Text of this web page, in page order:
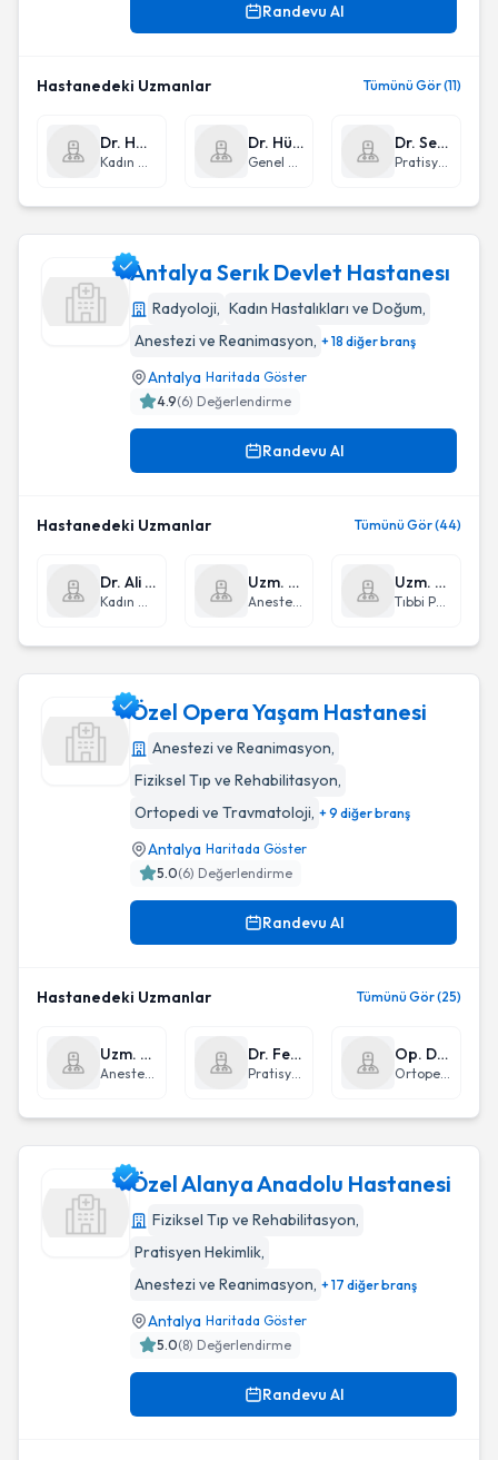
Randevu Al
Hastanedeki Uzmanlar Tümünü Gör (11)
Dr. Haydar Gümüş
Kadın Hastalıkları ve Doğum
Dr. Hüseyin İncir
Genel Cerrahi
Dr. Selim Göret
Pratisyen Hekimlik
Antalya Serık Devlet Hastanesı
Radyoloji, Kadın Hastalıkları ve Doğum,
Anestezi ve Reanimasyon, + 18 diğer branş
Antalya Haritada Göster
4.9(6) Değerlendirme
Randevu Al
Hastanedeki Uzmanlar Tümünü Gör (44)
Dr. Ali Buhur
Kadın Hastalıkları ve Doğum
Uzm. Dr. Yasemin Adışen
Anestezi ve Reanimasyon
Uzm. Dr. Sevgi Bozova
Tıbbi Patoloji
Özel Opera Yaşam Hastanesi
Anestezi ve Reanimasyon,
Fiziksel Tıp ve Rehabilitasyon,
Ortopedi ve Travmatoloji, + 9 diğer branş
Antalya Haritada Göster
5.0(6) Değerlendirme
Randevu Al
Hastanedeki Uzmanlar Tümünü Gör (25)
Uzm. Dr. İlhan Berberoğlu
Anestezi ve Reanimasyon
Dr. Feruz İrgaş
Pratisyen Hekimlik
Op. Dr. Süleyman Yetkin Turgut
Ortopedi ve Travmatoloji
Özel Alanya Anadolu Hastanesi
Fiziksel Tıp ve Rehabilitasyon,
Pratisyen Hekimlik,
Anestezi ve Reanimasyon, + 17 diğer branş
Antalya Haritada Göster
5.0(8) Değerlendirme
Randevu Al